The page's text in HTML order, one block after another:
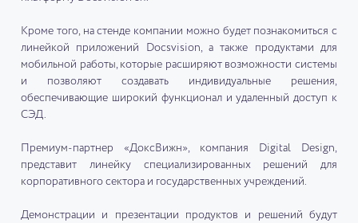
Кроме того, на стенде компании можно будет познакомиться с
линейкой приложений Docsvision, а также продуктами для
мобильной работы, которые расширяют возможности системы
и позволяют создавать индивидуальные решения,
обеспечивающие широкий функционал и удаленный доступ к
СЭД.
Премиум-партнер «ДоксВижн», компания Digital Design,
представит линейку специализированных решений для
корпоративного сектора и государственных учреждений.
Демонстрации и презентации продуктов и решений будут